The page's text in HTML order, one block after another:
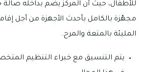
للأطفال، حيث أن المركز يضم بداخله
مجهّزة بالكامل بأحدث الأجهزة من أجل إقامة
المليئة بالمتعة والمرح.
يتم التنسيق مع خبراء التنظيم